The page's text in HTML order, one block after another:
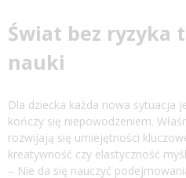
Świat bez ryzyka
nauki
Dla dziecka każda nowa sytuacja
kończy się niepowodzeniem.
rozwijają się umiejętności
kreatywność czy elastyczność
– Nie da się nauczyć